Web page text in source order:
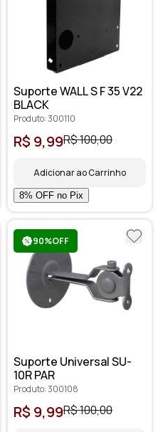
Suporte WALL S F 35 V22
BLACK
Produto: 300110
R$ 9,99R$ 100,00
Adicionar ao Carrinho
90%OFF
Suporte Universal SU-
10R PAR
Produto: 300108
R$ 9,99R$ 100,00